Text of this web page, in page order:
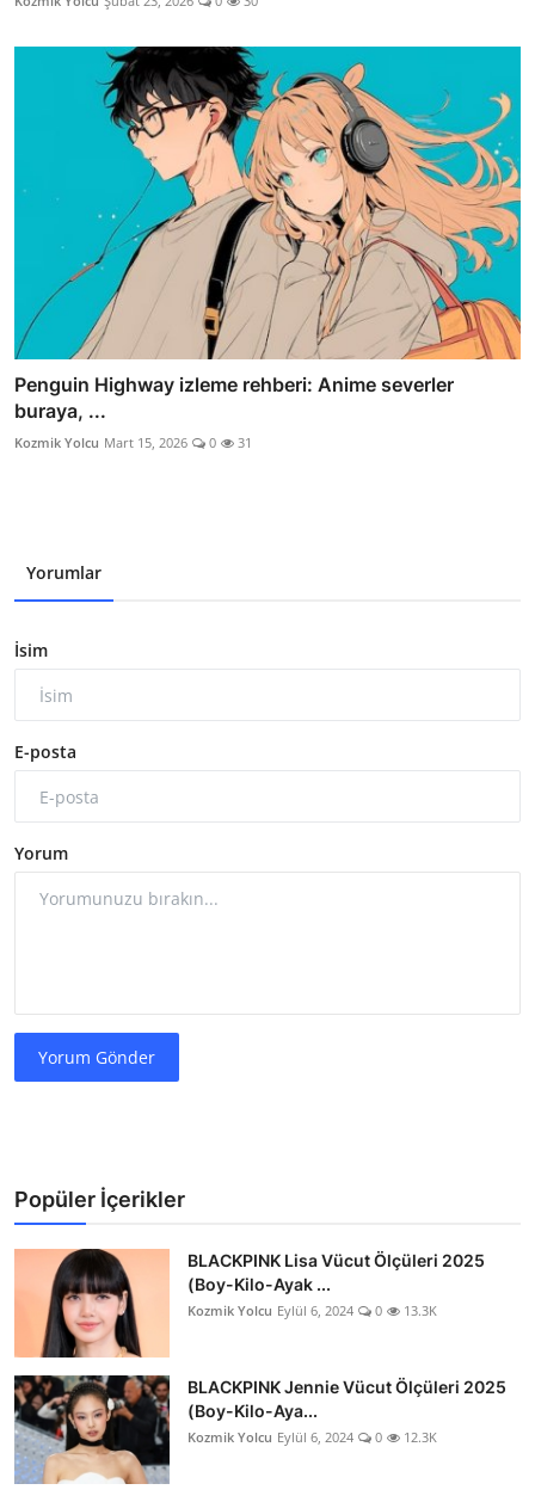
Penguin Highway izleme rehberi: Anime severler
buraya, ...
Kozmik Yolcu Mart 15, 2026 0 31
Yorumlar
İsim
E-posta
Yorum
Yorum Gönder
Popüler İçerikler
BLACKPINK Lisa Vücut Ölçüleri 2025
(Boy-Kilo-Ayak ...
Kozmik Yolcu Eylül 6, 2024 0 13.3K
BLACKPINK Jennie Vücut Ölçüleri 2025
(Boy-Kilo-Aya...
Kozmik Yolcu Eylül 6, 2024 0 12.3K